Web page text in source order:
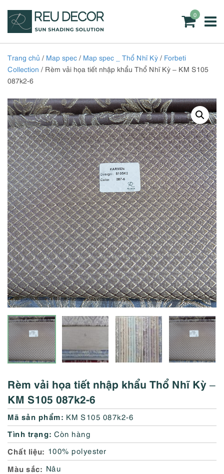
0
Trang chủ / Map spec / Map spec _ Thổ Nhĩ Kỳ / Forbeti
Collection / Rèm vải họa tiết nhập khẩu Thổ Nhĩ Kỳ – KM S105
087k2-6
Rèm vải họa tiết nhập khẩu Thổ Nhĩ Kỳ –
KM S105 087k2-6
Mã sản phẩm: KM S105 087k2-6
Tình trạng: Còn hàng
Chất liệu 100% polyester
Màu sắc Nâu